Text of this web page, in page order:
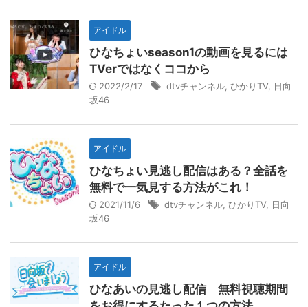
アイドル
ひなちょいseason1の動画を見るには
TVerではなくココから
2022/2/17 dtvチャンネル ひかりTV, 日向
坂46
アイドル
ひなちょい見逃し配信はある？全話を
無料で一気見する方法がこれ！
2021/11/6 dtvチャンネル ひかりTV, 日向
坂46
アイドル
ひなあいの見逃し配信 無料視聴期間